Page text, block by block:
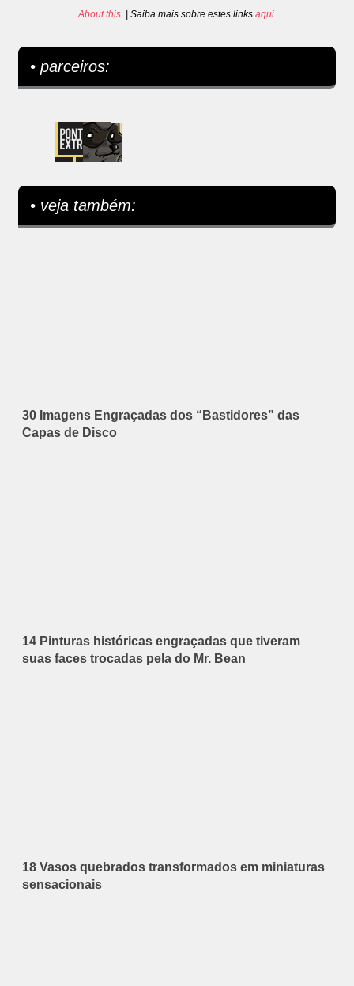
About this. | Saiba mais sobre estes links aqui.
• parceiros:
• veja também:
30 Imagens Engraçadas dos “Bastidores” das
Capas de Disco
14 Pinturas históricas engraçadas que tiveram
suas faces trocadas pela do Mr. Bean
18 Vasos quebrados transformados em miniaturas
sensacionais